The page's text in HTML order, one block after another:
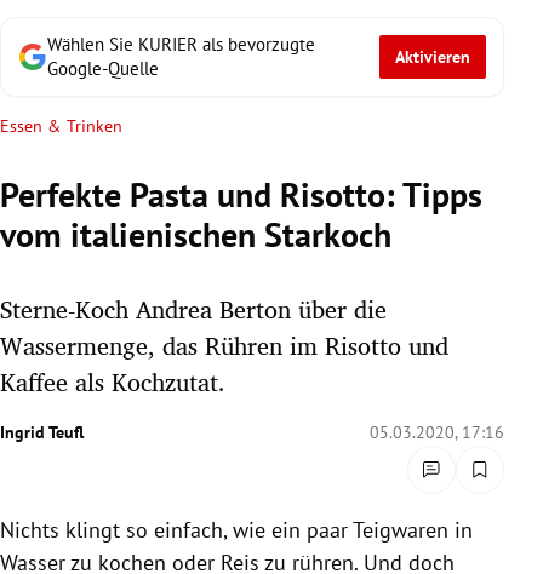
Untermenü
Untermenü
Untermenü
Untermenü
Untermenü
Untermenü
Untermenü
Wählen Sie KURIER als bevorzugte
Google-Quelle
Aktivieren
Essen & Trinken
Perfekte Pasta und Risotto: Tipps
vom italienischen Starkoch
Sterne-Koch Andrea Berton über die
Wassermenge, das Rühren im Risotto und
Kaffee als Kochzutat.
Ingrid Teufl 05.03.2020, 17:16
Nichts klingt so einfach, wie ein paar Teigwaren in
Wasser zu kochen oder Reis zu rühren. Und doch